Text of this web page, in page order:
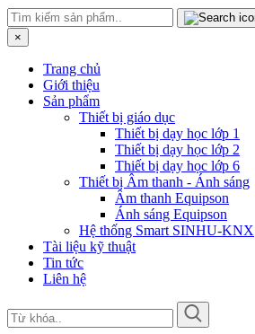
×
Trang chủ
Giới thiệu
Sản phẩm
Thiết bị giáo dục
Thiết bị dạy học lớp 1
Thiết bị dạy học lớp 2
Thiết bị dạy học lớp 6
Thiết bị Âm thanh - Ánh sáng
Âm thanh Equipson
Ánh sáng Equipson
Hệ thống Smart SINHU-KNX
Tài liệu kỹ thuật
Tin tức
Liên hệ